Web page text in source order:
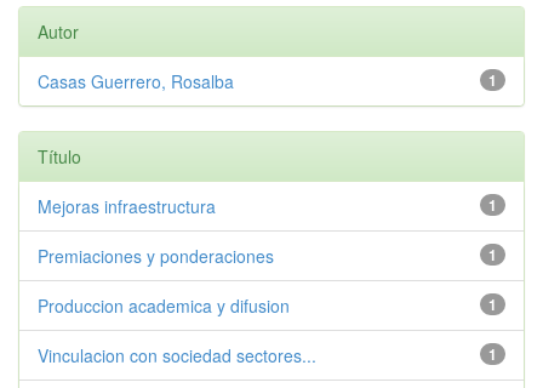
Autor
1
Casas Guerrero, Rosalba
Título
1
Mejoras infraestructura
1
Premiaciones y ponderaciones
1
Produccion academica y difusion
1
Vinculacion con sociedad sectores...